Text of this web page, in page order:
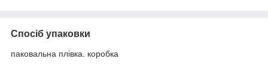
Спосіб упаковки
паковальна плівка. коробка